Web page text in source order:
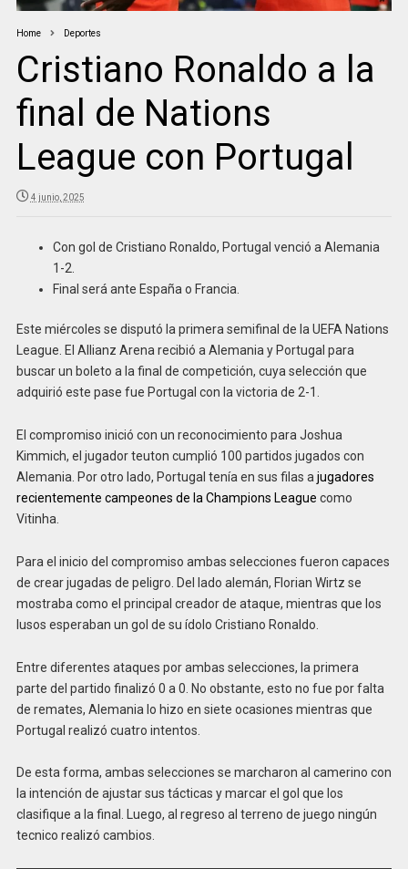
Home Deportes
Cristiano Ronaldo a la
final de Nations
League con Portugal
4 junio, 2025
Con gol de Cristiano Ronaldo, Portugal venció a Alemania
1-2.
Final será ante España o Francia.
Este miércoles se disputó la primera semifinal de la UEFA Nations
League. El Allianz Arena recibió a Alemania y Portugal para
buscar un boleto a la final de competición, cuya selección que
adquirió este pase fue Portugal con la victoria de 2-1.
El compromiso inició con un reconocimiento para Joshua
Kimmich, el jugador teuton cumplió 100 partidos jugados con
Alemania. Por otro lado, Portugal tenía en sus filas a jugadores
recientemente campeones de la Champions League como
Vitinha.
Para el inicio del compromiso ambas selecciones fueron capaces
de crear jugadas de peligro. Del lado alemán, Florian Wirtz se
mostraba como el principal creador de ataque, mientras que los
lusos esperaban un gol de su ídolo Cristiano Ronaldo.
Entre diferentes ataques por ambas selecciones, la primera
parte del partido finalizó 0 a 0. No obstante, esto no fue por falta
de remates, Alemania lo hizo en siete ocasiones mientras que
Portugal realizó cuatro intentos.
De esta forma, ambas selecciones se marcharon al camerino con
la intención de ajustar sus tácticas y marcar el gol que los
clasifique a la final. Luego, al regreso al terreno de juego ningún
tecnico realizó cambios.